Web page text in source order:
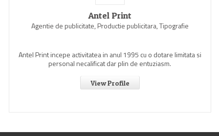
Antel Print
Agentie de publicitate, Productie publicitara, Tipografie
Antel Print incepe activitatea in anul 1995 cu o dotare limitata si
personal necalificat dar plin de entuziasm.
View Profile